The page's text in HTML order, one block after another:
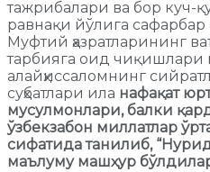
тажрибалари ва бор куч-
равнақи йўлига
Муфтий ҳазратларининг
тарбияга оид чиқишлари
алайҳиссаломнинг
суҳбатлари ила нафақат
мусулмонлари, балки
ўзбекзабон миллатлар
сифатида танилиб,
маълуму машҳур